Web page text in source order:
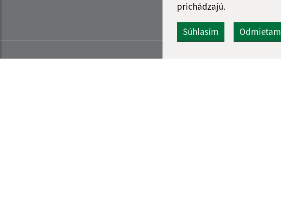
prichádzajú.
Súhlasím Odmietam